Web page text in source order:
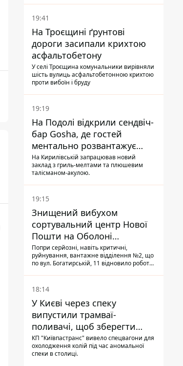
19:41
На Троєщині ґрунтові
дороги засипали крихтою
асфальтобетону
У селі Троєщина комунальники вирівняли
шість вулиць асфальтобетонною крихтою
проти вибоїн і бруду
19:19
На Подолі відкрили сендвіч-
бар Gosha, де гостей
ментально розвантажує
акула
На Кирилівській запрацював новий
заклад з гриль-мелтами та плюшевим
талісманом-акулою.
19:15
Знищений вибухом
сортувальний центр Нової
Пошти на Оболоні
запрацював - видають
посилки
Попри серйозні, навіть критичні,
руйнування, вантажне відділення №2, що
по вул. Богатирській, 11 відновило роботу:
18:14
У Києві через спеку
випустили трамваї-
поливачі, щоб зберегти
рейки від деформації
КП "Київпастранс" вивело спецвагони для
охолодження колій під час аномальної
спеки в столиці.